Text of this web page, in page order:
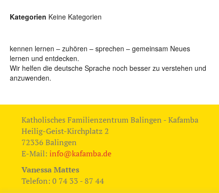
Kategorien Keine Kategorien
kennen lernen – zuhören – sprechen – gemeinsam Neues
lernen und entdecken.
Wir helfen die deutsche Sprache noch besser zu verstehen und
anzuwenden.
Katholisches Familienzentrum Balingen - Kafamba
Heilig-Geist-Kirchplatz 2
72336 Balingen
E-Mail: info@kafamba.de
Vanessa Mattes
Telefon: 0 74 33 - 87 44